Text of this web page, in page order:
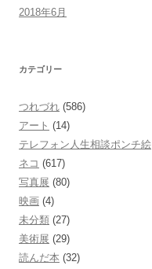
2018年6月
カテゴリー
つれづれ (586)
アート (14)
テレフォン人生相談ポンチ絵
ネコ (617)
写真展 (80)
映画 (4)
未分類 (27)
美術展 (29)
読んだ本 (32)